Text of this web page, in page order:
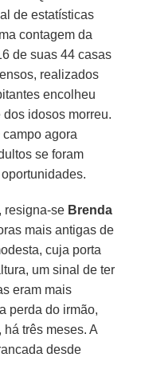
de estatísticas
contagem da
de suas 44 casas
realizados
encolheu
idosos morreu.
agora
se foram
resigna-se Brenda
mais antigas de
cuja porta
um sinal de ter
eram mais
perda do irmão,
três meses. A
desde